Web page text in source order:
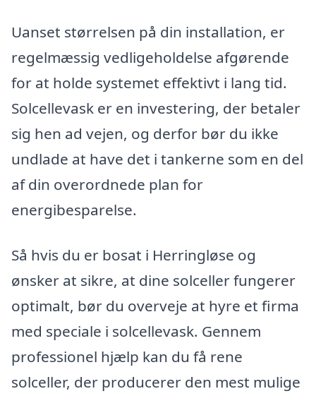
Uanset størrelsen på din installation, er
regelmæssig vedligeholdelse afgørende
for at holde systemet effektivt i lang tid.
Solcellevask er en investering, der betaler
sig hen ad vejen, og derfor bør du ikke
undlade at have det i tankerne som en del
af din overordnede plan for
energibesparelse.
Så hvis du er bosat i Herringløse og
ønsker at sikre, at dine solceller fungerer
optimalt, bør du overveje at hyre et firma
med speciale i solcellevask. Gennem
professionel hjælp kan du få rene
solceller, der producerer den mest mulige